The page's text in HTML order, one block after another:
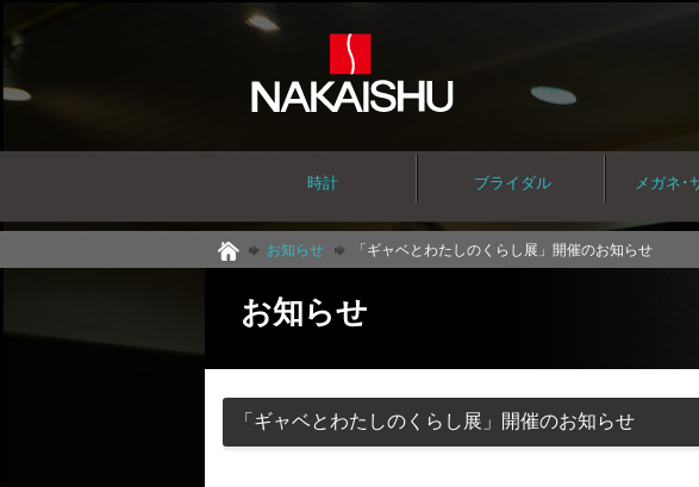
時計 ブライダル メガネ･
お知らせ 「ギャベとわたしのくらし展」開催のお知らせ
お知らせ
「ギャベとわたしのくらし展」開催のお知らせ